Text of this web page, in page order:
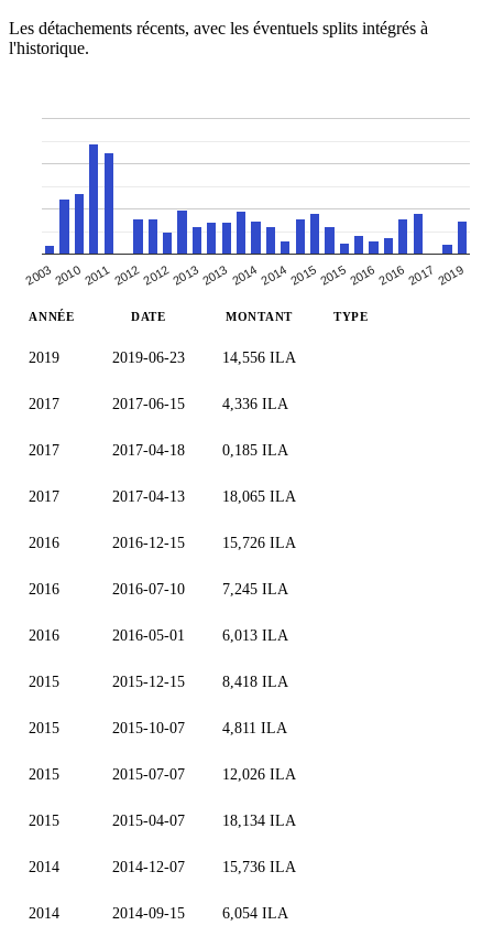
Les détachements récents, avec les éventuels splits intégrés à
l'historique.
20032010201120122012201320132014201420152015201620162017 2019
ANNÉE DATE MONTANT TYPE
2019 2019-06-23 14,556 ILA
2017 2017-06-15 4,336 ILA
2017 2017-04-18 0,185 ILA
2017 2017-04-13 18,065 ILA
2016 2016-12-15 15,726 ILA
2016 2016-07-10 7,245 ILA
2016 2016-05-01 6,013 ILA
2015 2015-12-15 8,418 ILA
2015 2015-10-07 4,811 ILA
2015 2015-07-07 12,026 ILA
2015 2015-04-07 18,134 ILA
2014 2014-12-07 15,736 ILA
2014 2014-09-15 6,054 ILA